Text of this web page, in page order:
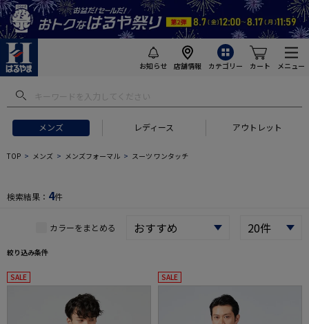
お知らせ 店舗情報 カテゴリー カート メニュー
メンズ レディース アウトレット
フトにおすすめ #セットアップ スーツ
TOP メンズ メンズフォーマル スーツ ワンタッチ
検索結果： 4件
カラーをまとめる
絞り込み条件
SALE SALE